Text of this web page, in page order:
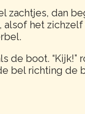
zachtjes, dan
het zichzelf
de boot. “Kijk!”
bel richting de